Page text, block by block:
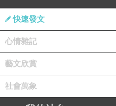
快速發文
心情雜記
藝文欣賞
社會萬象